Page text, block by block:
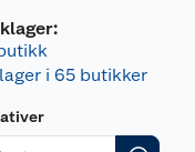
i 65 butikker